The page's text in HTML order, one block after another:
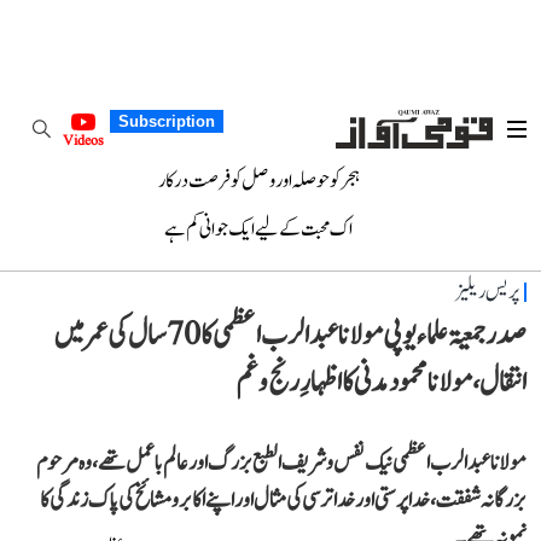
Subscription
Videos
ہجر کو حوصلہ اور وصل کو فرصت درکار
اک محبت کے لیے ایک جوانی کم ہے
پریس ریلیز
صدر جمعیۃ علماء یوپی مولانا عبدالرب اعظمی کا 70 سال کی عمر میں
انتقال، مولانا محمود مدنی کا اظہارِ رنج و غم
مولانا عبدالرب اعظمی نیک نفس و شریف الطبع بزرگ اور عالم با عمل تھے، وہ مرحوم
بزرگانہ شفقت، خدا پرستی اور خدا ترسی کی مثال اور اپنے اکابر و مشائخ کی پاک زندگی کا